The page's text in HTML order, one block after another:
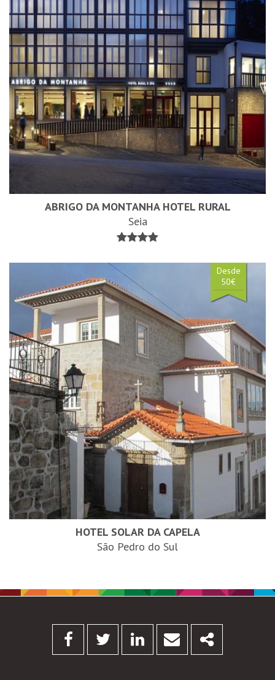
ABRIGO DA MONTANHA HOTEL RURAL
Seia
Desde
50€
HOTEL SOLAR DA CAPELA
São Pedro do Sul
Facebook
Twitter Linkedin
Email